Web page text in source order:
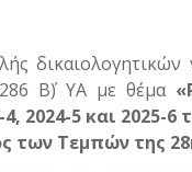
Β΄) ΥΑ με θέμα
2024-5 και
των Τεμπών της